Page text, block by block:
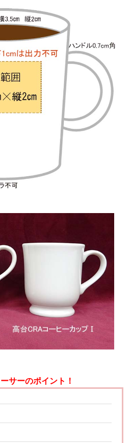
サーのポイント！